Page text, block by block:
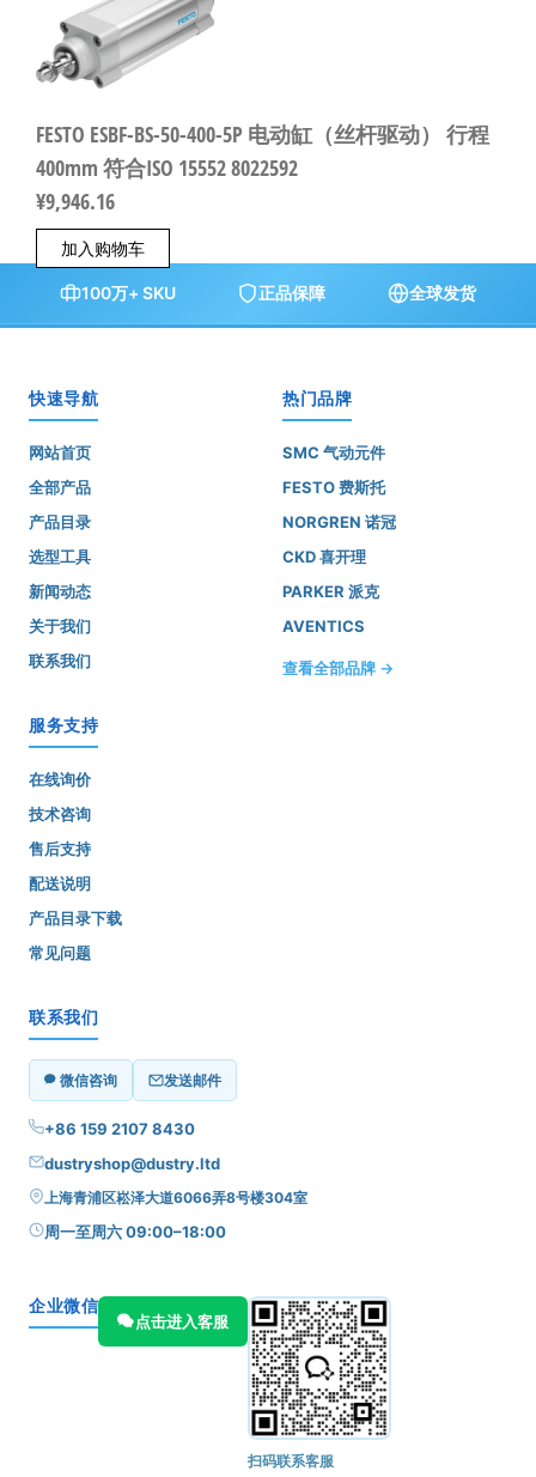
FESTO ESBF-BS-50-400-5P 电动缸（丝杆驱动） 行程
400mm 符合ISO 15552 8022592
¥9,946.16
加入购物车
100万+ SKU 正品保障 全球发货
快速导航
网站首页
全部产品
产品目录
选型工具
新闻动态
关于我们
联系我们
热门品牌
SMC 气动元件
FESTO 费斯托
NORGREN 诺冠
CKD 喜开理
PARKER 派克
AVENTICS
查看全部品牌 →
服务支持
在线询价
技术咨询
售后支持
配送说明
产品目录下载
常见问题
联系我们
微信咨询 发送邮件
+86 159 2107 8430
dustryshop@dustry.ltd
上海青浦区崧泽大道6066弄8号楼304室
周一至周六 09:00–18:00
企业微信
点击进入客服
扫码联系客服